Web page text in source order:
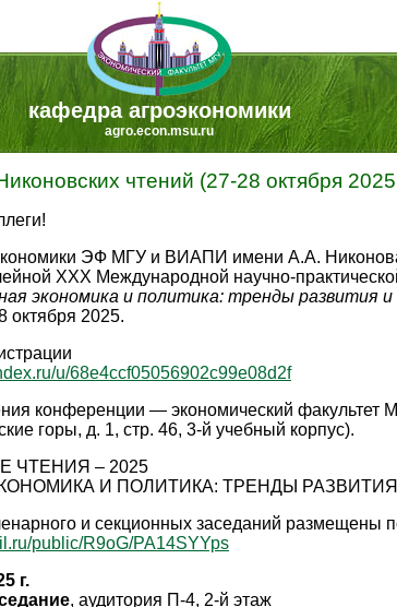
кафедра агроэкономики
agro.econ.msu.ru
чтений (27-28 октября 2025
ЭФ МГУ и ВИАПИ имени А.А.
XXX Международной научно-
экономика и политика: тренды развития
октября 2025.
u/68e4ccf05056902c99e08d2f
конференции — экономический факультет
горы, д. 1, стр. 46, 3-й учебный корпус).
ЧТЕНИЯ – 2025
И ПОЛИТИКА: ТРЕНДЫ
и секционных заседаний размещены
public/R9oG/PA14SYYps
г.
, аудитория П-4, 2-й этаж